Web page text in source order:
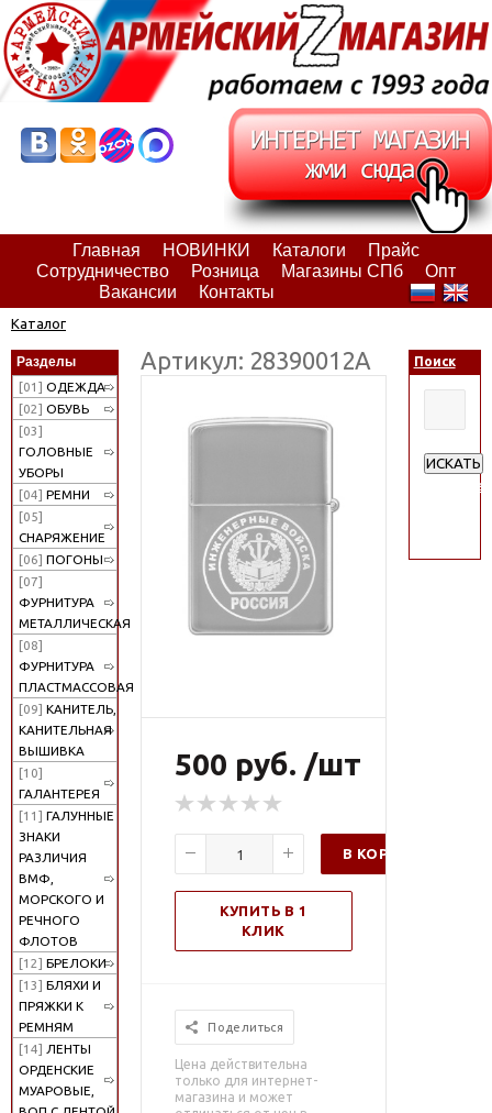
Главная НОВИНКИ Каталоги
Прайс
Сотрудничество
Розница Магазины СПб
Опт
Вакансии
Контакты
Каталог
Разделы
[01] ОДЕЖДА
[02] ОБУВЬ
[03]
ГОЛОВНЫЕ
УБОРЫ
[04] РЕМНИ
[05]
СНАРЯЖЕНИЕ
[06] ПОГОНЫ
[07]
ФУРНИТУРА
МЕТАЛЛИЧЕСКАЯ
[08]
ФУРНИТУРА
ПЛАСТМАССОВАЯ
[09] КАНИТЕЛЬ,
КАНИТЕЛЬНАЯ
ВЫШИВКА
[10]
ГАЛАНТЕРЕЯ
[11] ГАЛУННЫЕ
ЗНАКИ
РАЗЛИЧИЯ
ВМФ,
МОРСКОГО И
РЕЧНОГО
ФЛОТОВ
[12] БРЕЛОКИ
[13] БЛЯХИ И
ПРЯЖКИ К
РЕМНЯМ
[14] ЛЕНТЫ
ОРДЕНСКИЕ
МУАРОВЫЕ,
Артикул: 28390012А
500 руб. /шт
В КОРЗИНУ
КУПИТЬ В 1
КЛИК
Поделиться
Цена действительна
только для интернет-
магазина и может
Поиск
ИСКАТЬ